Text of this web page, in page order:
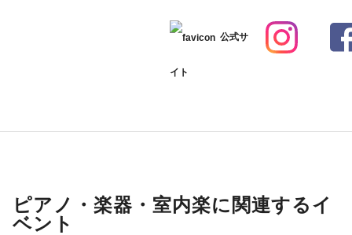
公式サ
イト
ピアノ・楽器・室内楽に関連するイ
ベント